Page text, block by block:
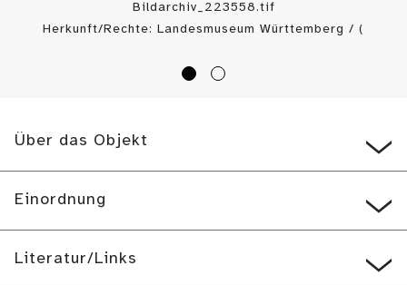
Bildarchiv_223558.tif
Herkunft/Rechte: Landesmuseum Württemberg / (
Über das Objekt
Einordnung
Literatur/Links